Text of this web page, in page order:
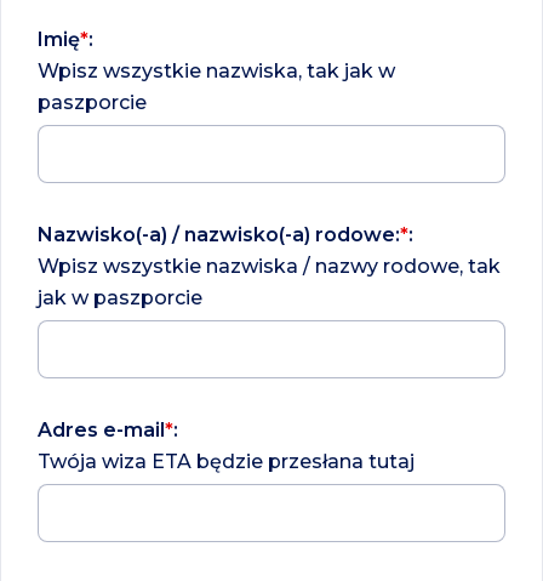
Imię*:
Wpisz wszystkie nazwiska, tak jak w
paszporcie
Nazwisko(-a) / nazwisko(-a) rodowe:*:
Wpisz wszystkie nazwiska / nazwy rodowe, tak
jak w paszporcie
Adres e-mail*:
Twója wiza ETA będzie przesłana tutaj